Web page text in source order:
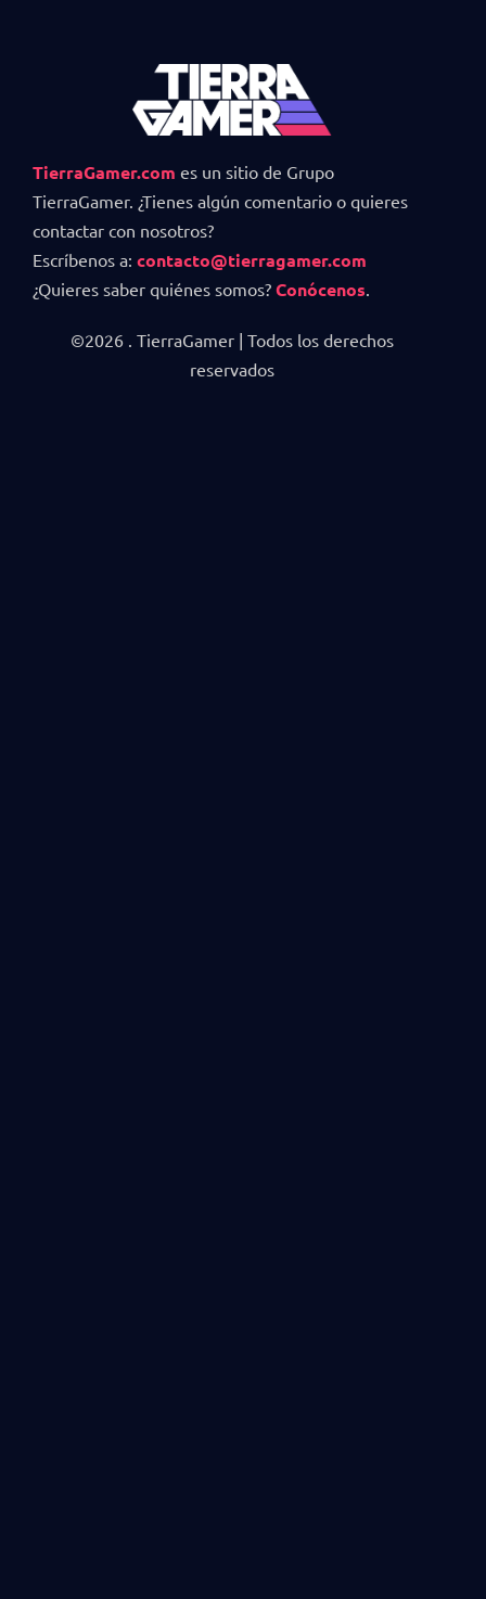
TierraGamer.com es un sitio de Grupo
TierraGamer. ¿Tienes algún comentario o quieres
contactar con nosotros?
Escríbenos a: contacto@tierragamer.com
¿Quieres saber quiénes somos? Conócenos.
©2026 . TierraGamer | Todos los derechos
reservados